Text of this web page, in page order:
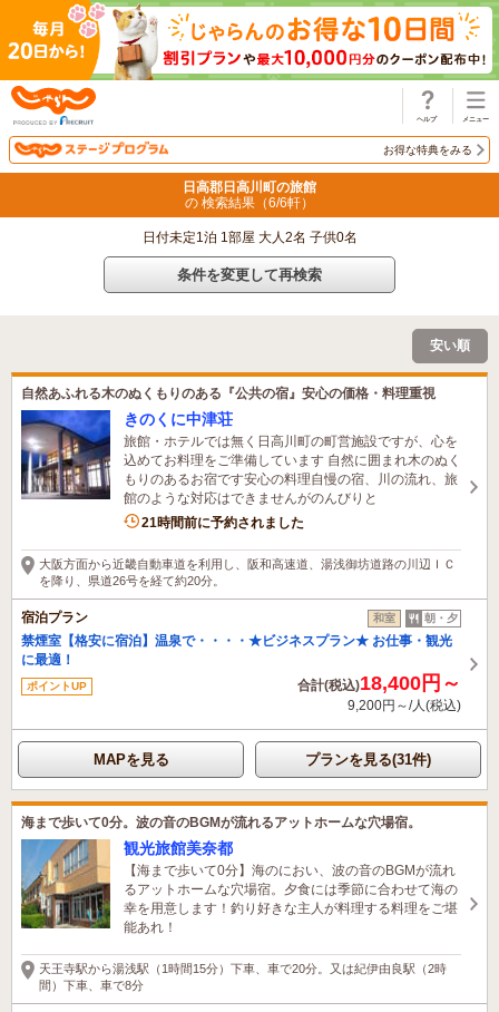
お得な特典をみる
日高郡日高川町の旅館
の 検索結果（6/6軒）
日付未定1泊 1部屋 大人2名 子供0名
条件を変更して再検索
安い順
自然あふれる木のぬくもりのある『公共の宿』安心の価格・料理重視
きのくに中津荘
旅館・ホテルでは無く日高川町の町営施設ですが、心を
込めてお料理をご準備しています 自然に囲まれ木のぬく
もりのあるお宿です安心の料理自慢の宿、川の流れ、旅
館のような対応はできませんがのんびりと
1名がこの宿を見ています
21時間前に予約されました
大阪方面から近畿自動車道を利用し、阪和高速道、湯浅御坊道路の川辺ＩＣ
を降り、県道26号を経て約20分。
宿泊プラン 和室 朝・夕
禁煙室【格安に宿泊】温泉で・・・・★ビジネスプラン★ お仕事・観光
に最適！
ポイントUP 合計(税込)18,400円～
9,200円～/人(税込)
MAPを見る プランを見る(31件)
海まで歩いて0分。波の音のBGMが流れるアットホームな穴場宿。
観光旅館美奈都
【海まで歩いて0分】海のにおい、波の音のBGMが流れ
るアットホームな穴場宿。夕食には季節に合わせて海の
幸を用意します！釣り好きな主人が料理する料理をご堪
能あれ！
天王寺駅から湯浅駅（1時間15分）下車、車で20分。又は紀伊由良駅（2時
間）下車、車で8分